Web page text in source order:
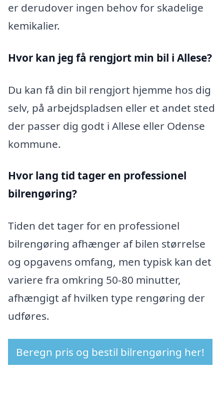
er derudover ingen behov for skadelige
kemikalier.
Hvor kan jeg få rengjort min bil i Allese?
Du kan få din bil rengjort hjemme hos dig
selv, på arbejdspladsen eller et andet sted
der passer dig godt i Allese eller Odense
kommune.
Hvor lang tid tager en professionel
bilrengøring?
Tiden det tager for en professionel
bilrengøring afhænger af bilen størrelse
og opgavens omfang, men typisk kan det
variere fra omkring 50-80 minutter,
afhængigt af hvilken type rengøring der
udføres.
Beregn pris og bestil bilrengøring her!